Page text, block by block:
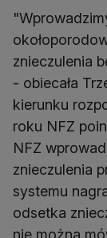
znieczulenia
- obiecała
kierunku
roku NFZ
NFZ
znieczulenia
systemu
odsetka
nie można